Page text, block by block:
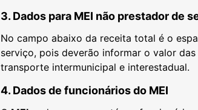
3. Dados para MEI não prestador de
No campo abaixo da receita total é o
serviço, pois deverão informar o valor
transporte intermunicipal e interestadual.
4. Dados de funcionários do MEI